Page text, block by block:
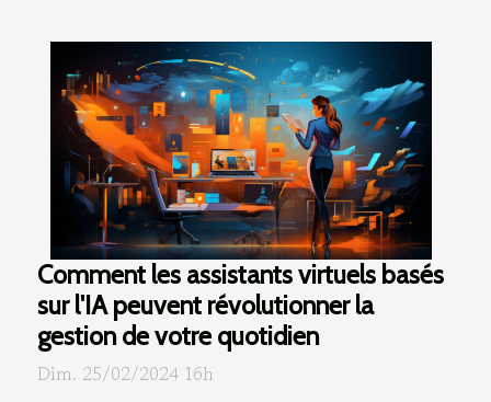
Comment les assistants virtuels basés
sur l'IA peuvent révolutionner la
gestion de votre quotidien
Dim. 25/02/2024 16h